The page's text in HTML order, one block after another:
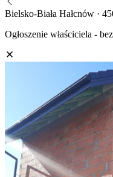
Bielsko-Biała Hałcnów ·
Ogłoszenie właściciela -